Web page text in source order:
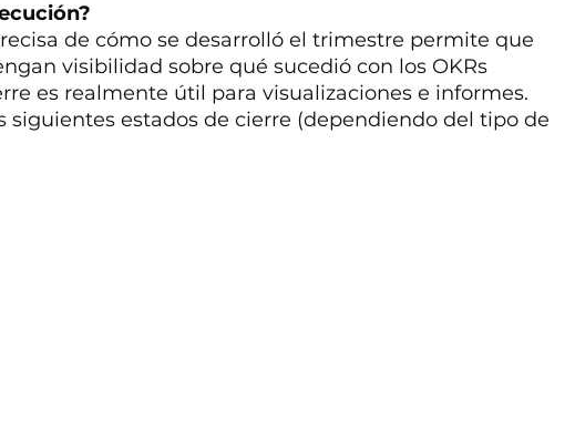
de cómo se desarrolló el trimestre permite que
visibilidad sobre qué sucedió con los OKRs
es realmente útil para visualizaciones e informes.
siguientes estados de cierre (dependiendo del tipo de